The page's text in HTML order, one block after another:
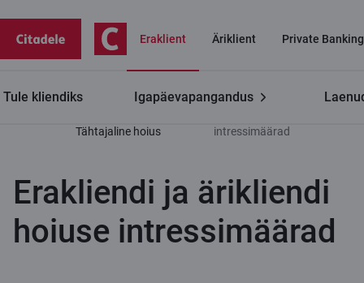
Eraklient Äriklient Private Banking
Tule kliendiks Igapäevapangandus
Tähtajaline hoius
intressimäärad
Erakliendi ja ärikliendi
hoiuse intressimäärad